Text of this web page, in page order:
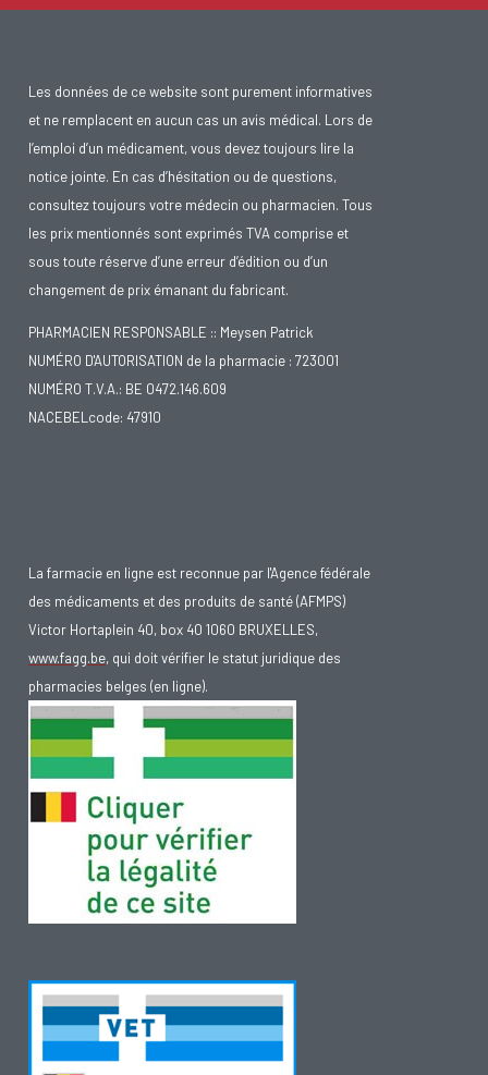
Les données de ce website sont purement informatives
et ne remplacent en aucun cas un avis médical. Lors de
l’emploi d’un médicament, vous devez toujours lire la
notice jointe. En cas d’hésitation ou de questions,
consultez toujours votre médecin ou pharmacien. Tous
les prix mentionnés sont exprimés TVA comprise et
sous toute réserve d’une erreur d’édition ou d’un
changement de prix émanant du fabricant.
PHARMACIEN RESPONSABLE :: Meysen Patrick
NUMÉRO D'AUTORISATION de la pharmacie : 723001
NUMÉRO T.V.A.: BE 0472.146.609
NACEBELcode: 47910
La farmacie en ligne est reconnue par l'Agence fédérale
des médicaments et des produits de santé (AFMPS)
Victor Hortaplein 40, box 40 1060 BRUXELLES,
www.fagg.be, qui doit vérifier le statut juridique des
pharmacies belges (en ligne).